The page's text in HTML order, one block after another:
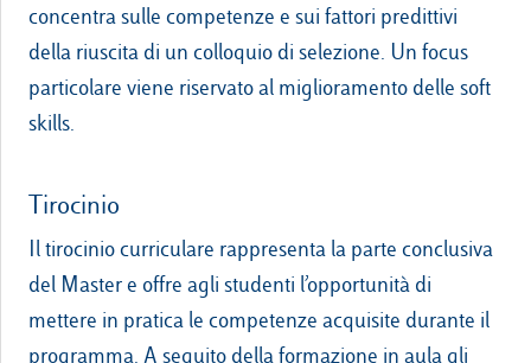
concentra sulle competenze e sui fattori predittivi
della riuscita di un colloquio di selezione. Un focus
particolare viene riservato al miglioramento delle soft
skills.
Tirocinio
Il tirocinio curriculare rappresenta la parte conclusiva
del Master e offre agli studenti l’opportunità di
mettere in pratica le competenze acquisite durante il
programma. A seguito della formazione in aula gli